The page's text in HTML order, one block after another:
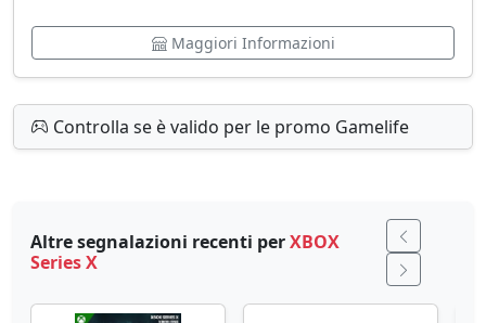
Maggiori Informazioni
Controlla se è valido per le promo Gamelife
Altre segnalazioni recenti perXBOX
Series X